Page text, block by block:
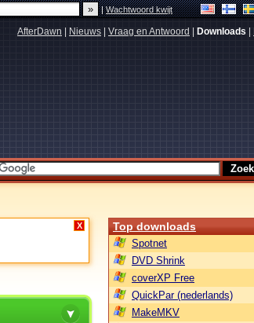
|Wachtwoord kwijt
AfterDawn Nieuws Vraag en Antwoord Downloads
X Top downloads
Spotnet
DVD Shrink
coverXP Free
QuickPar (nederlands)
MakeMKV